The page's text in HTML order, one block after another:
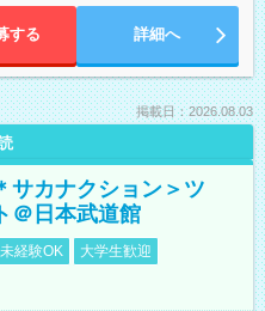
する 詳細へ
掲載日：2026.08.03
サカナクション＞ツ
＠日本武道館
経験OK
大学生歓迎